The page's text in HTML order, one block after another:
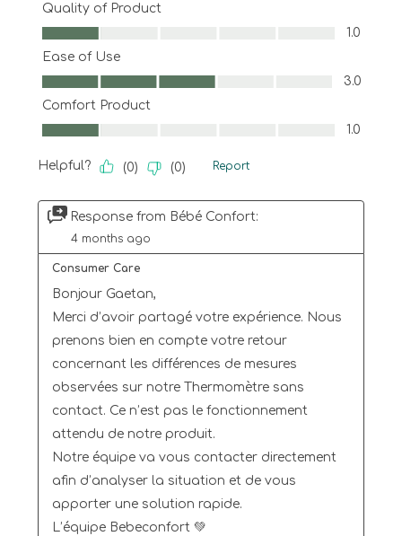
Quality of Product
Quality of Product, 1.0 out of 5
1.0
Ease of Use
Ease of Use, 3.0 out of 5
3.0
Comfort Product
Comfort Product, 1.0 out of 5
1.0
Helpful? (0) (0) Report
Response from Bébé Confort:
4 months ago
Consumer Care
Bonjour Gaetan,
Merci d’avoir partagé votre expérience. Nous
prenons bien en compte votre retour
concernant les différences de mesures
observées sur notre Thermomètre sans
contact. Ce n’est pas le fonctionnement
attendu de notre produit.
Notre équipe va vous contacter directement
afin d’analyser la situation et de vous
apporter une solution rapide.
L’équipe Bebeconfort 💚